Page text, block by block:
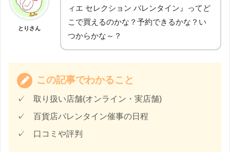
とりさん
ィエ セレクション バレンタイン』ってど
こで買えるのかな？予約できるかな？い
つからかな～？
この記事でわかること
✓ 取り扱い店舗(オンライン・実店舗)
✓ 百貨店バレンタイン催事の日程
✓ 口コミや評判